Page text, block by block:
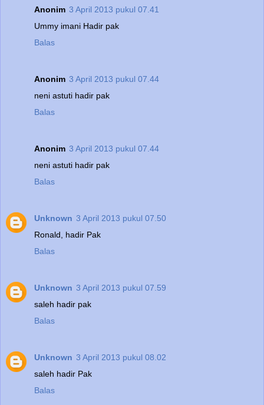
Anonim 3 April 2013 pukul 07.41
Ummy imani Hadir pak
Balas
Anonim 3 April 2013 pukul 07.44
neni astuti hadir pak
Balas
Anonim 3 April 2013 pukul 07.44
neni astuti hadir pak
Balas
Unknown 3 April 2013 pukul 07.50
Ronald, hadir Pak
Balas
Unknown 3 April 2013 pukul 07.59
saleh hadir pak
Balas
Unknown 3 April 2013 pukul 08.02
saleh hadir Pak
Balas